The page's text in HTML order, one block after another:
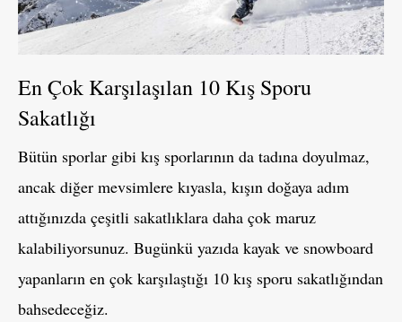
En Çok Karşılaşılan 10 Kış Sporu
Sakatlığı
Bütün sporlar gibi kış sporlarının da tadına doyulmaz,
ancak diğer mevsimlere kıyasla, kışın doğaya adım
attığınızda çeşitli sakatlıklara daha çok maruz
kalabiliyorsunuz. Bugünkü yazıda kayak ve snowboard
yapanların en çok karşılaştığı 10 kış sporu sakatlığından
bahsedeceğiz.